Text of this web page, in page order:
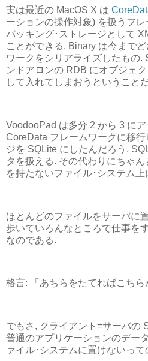
実は最近の MacOS X は
ーションの操作対象) を扱うフ
バッキング･ストレージとして
ことができる. Binary は今まで
ワークをシリアライズしたもの.
ンドアロンの RDB にオブジェ
して入れてしまおうということ
VoodooPad は多分 2 から 3 に
CoreData フレームワークに移
ジを SQLite にしたんだろう.
タを扱える. その代わりにちゃ
を持たないファイル･システム
ほとんどのファイルをサーバに
歩いていろんなところで仕事を
なのである.
格言: 「あちらをたてればこちら
でもさ, クライアント=サーバの
普通のアプリケーションのデー
ァイル･システムに置けないっ